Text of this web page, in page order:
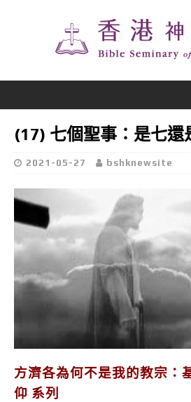
(17) 七個聖事：是七還
2021-05-27 bshknewsite
方濟各為何不是我的教宗：
仰 系列